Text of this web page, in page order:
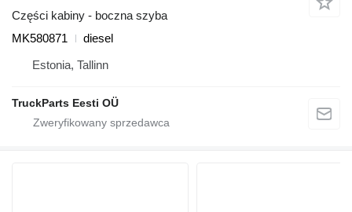
Części kabiny - boczna szyba
MK580871
diesel
Estonia, Tallinn
TruckParts Eesti OÜ